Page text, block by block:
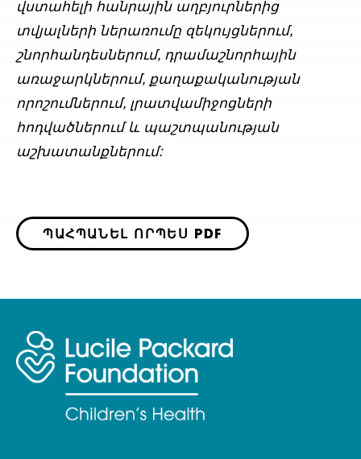
վստահելի հանրային աղբյուրներից
տվյալների ներառումը զեկույցներում,
շնորհանդեսներում, դրամաշնորհային
առաջարկներում, քաղաքականության
որոշումներում, լրատվամիջոցների
հոդվածներում և պաշտպանության
աշխատանքներում:
ՊԱՀՊԱՆԵԼ ՈՐՊԵՍ PDF